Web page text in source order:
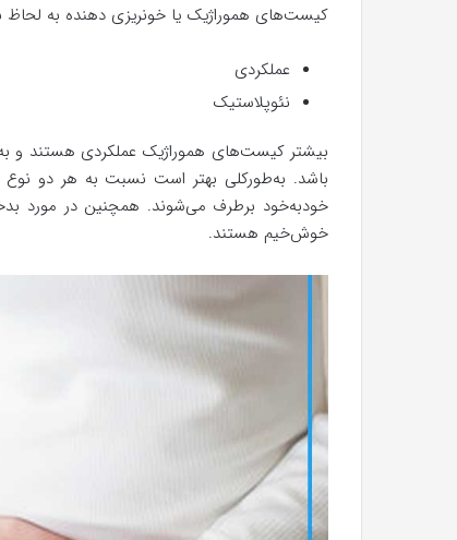
کیست‌های هموراژیک یا خونریزی دهنده به
عملکردی
نئوپلاستیک
بیشتر کیست‌های هموراژیک عملکردی هستند و
باشد. به‌طورکلی بهتر است نسبت به هر دو نوع
خودبه‌خود برطرف می‌شوند. همچنین در مورد
خوش‌خیم هستند.